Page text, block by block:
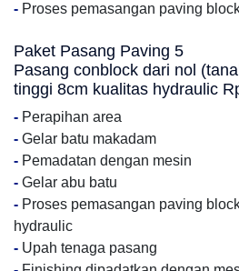
- Proses pemasangan paving
Paket Pasang Paving 5
Pasang conblock dari nol
tinggi 8cm kualitas hydraulic
- Perapihan area
- Gelar batu makadam
- Pemadatan dengan mesin
- Gelar abu batu
- Proses pemasangan paving
hydraulic
- Upah tenaga pasang